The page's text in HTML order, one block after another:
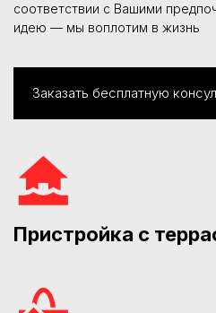
соответствии с Вашими
идею — мы воплотим в жизнь
Заказать бесплатную
Пристройка с